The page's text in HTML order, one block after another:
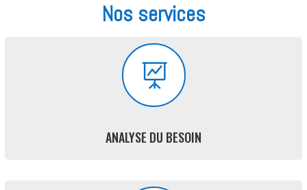
Nos services

ANALYSE DU BESOIN